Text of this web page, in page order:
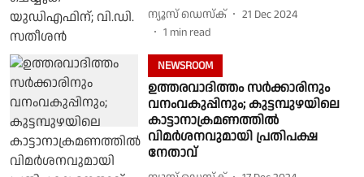
ന്യൂസ് ഡെസ്ക്
21 Dec 2024
1 min read
NEWSROOM
ഉത്തരവാദിത്തം സർക്കാരിനും
വനംവകുപ്പിനും; കുട്ടമ്പുഴയിലെ
കാട്ടാനാക്രമണത്തിൽ
വിമർശനവുമായി പ്രതിപക്ഷ
നേതാവ്